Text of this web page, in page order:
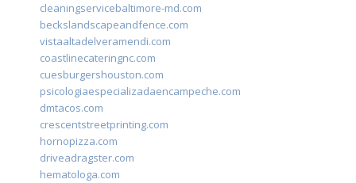
cleaningservicebaltimore-md.com
beckslandscapeandfence.com
vistaaltadelveramendi.com
coastlinecateringnc.com
cuesburgershouston.com
psicologiaespecializadaencampeche.com
dmtacos.com
crescentstreetprinting.com
hornopizza.com
driveadragster.com
hematologa.com